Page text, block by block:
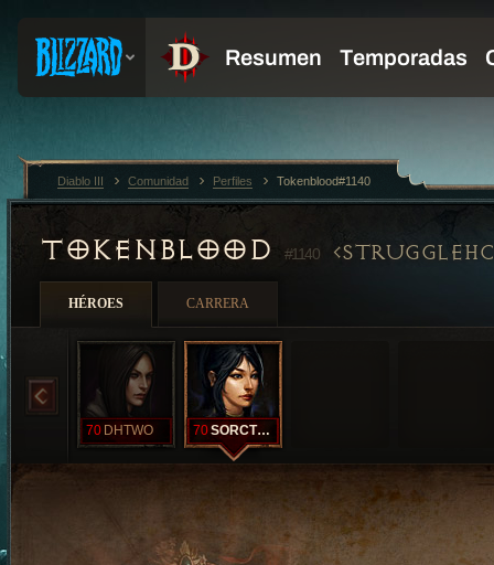
TOKENBLOOD #1140 STRUGGLEHC
HÉROES CARRERA
70 DHTWO 70 SORCTHREE
Diablo III Comunidad Perfiles Tokenblood#1140